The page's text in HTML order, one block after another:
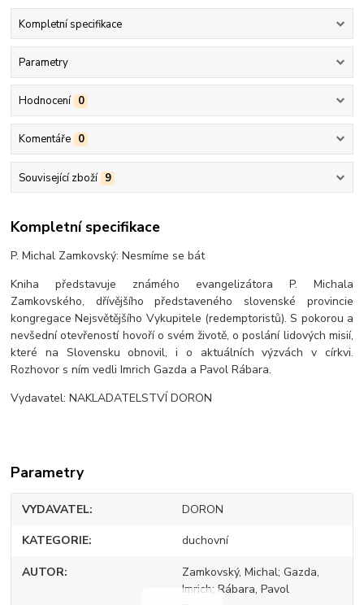
Kompletní specifikace
Parametry
Hodnocení 0
Komentáře 0
Související zboží 9
Kompletní specifikace
P. Michal Zamkovský: Nesmíme se bát
Kniha představuje známého evangelizátora P. Michala
Zamkovského, dřívějšího představeného slovenské provincie
kongregace Nejsvětějšího Vykupitele (redemptoristů). S pokorou a
nevšední otevřeností hovoří o svém životě, o poslání lidových misií,
které na Slovensku obnovil, i o aktuálních výzvách v církvi.
Rozhovor s ním vedli Imrich Gazda a Pavol Rábara.
Vydavatel: NAKLADATELSTVÍ DORON
Parametry
VYDAVATEL DORON
KATEGORIE duchovní
AUTOR
Zamkovský, Michal; Gazda,
Imrich; Rábara, Pavol